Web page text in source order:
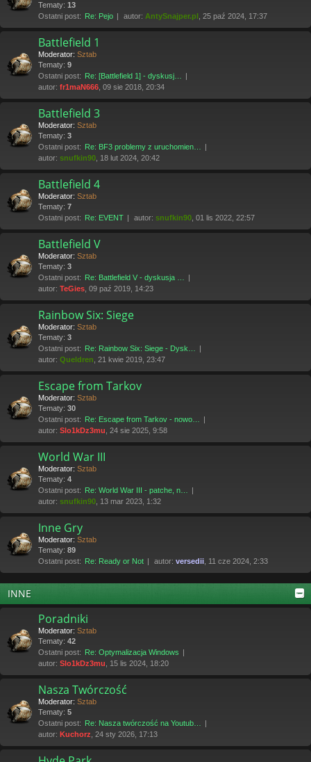
Tematy: 13
Ostatni post:
Re: Pejo autor: AntySnajper.pl , 25 paź 2024, 17:37
Battlefield 1
Moderator: Sztab
Tematy: 9
Ostatni post:
Re: [Battlefield 1] - dyskusj…
autor: fr1maN666 , 09 sie 2018, 20:34
Battlefield 3
Moderator: Sztab
Tematy: 3
Ostatni post:
Re: BF3 problemy z uruchomien…
autor: snufkin90 , 18 lut 2024, 20:42
Battlefield 4
Moderator: Sztab
Tematy: 7
Ostatni post:
Re: EVENT autor: snufkin90 , 01 lis 2022, 22:57
Battlefield V
Moderator: Sztab
Tematy: 3
Ostatni post:
Re: Battlefield V - dyskusja …
autor: TeGies , 09 paź 2019, 14:23
Rainbow Six: Siege
Moderator: Sztab
Tematy: 3
Ostatni post:
Re: Rainbow Six: Siege - Dysk…
autor: Queldren , 21 kwie 2019, 23:47
Escape from Tarkov
Moderator: Sztab
Tematy: 30
Ostatni post:
Re: Escape from Tarkov - nowo…
autor: Slo1kDz3mu , 24 sie 2025, 9:58
World War III
Moderator: Sztab
Tematy: 4
Ostatni post:
Re: World War III - patche, n…
autor: snufkin90 , 13 mar 2023, 1:32
Inne Gry
Moderator: Sztab
Tematy: 89
Ostatni post:
Re: Ready or Not autor: versedii , 11 cze 2024, 2:33
INNE
Poradniki
Moderator: Sztab
Tematy: 42
Ostatni post:
Re: Optymalizacja Windows
autor: Slo1kDz3mu , 15 lis 2024, 18:20
Nasza Twórczość
Moderator: Sztab
Tematy: 5
Ostatni post:
Re: Nasza twórczość na Youtub…
autor: Kuchorz , 24 sty 2026, 17:13